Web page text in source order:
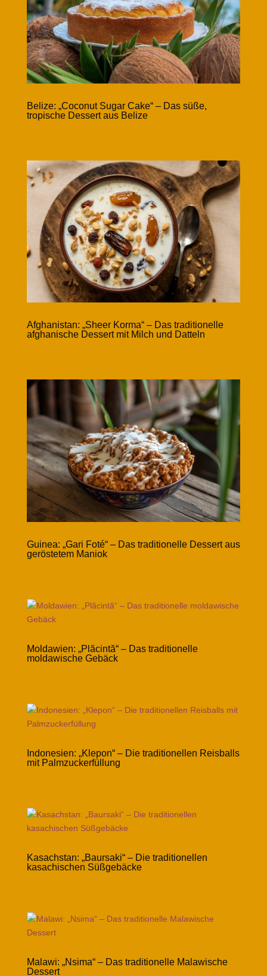
Belize: „Coconut Sugar Cake“ – Das süße,
tropische Dessert aus Belize
Afghanistan: „Sheer Korma“ – Das traditionelle
afghanische Dessert mit Milch und Datteln
Guinea: „Gari Foté“ – Das traditionelle Dessert aus
geröstetem Maniok
Moldawien: „Plăcintă“ – Das traditionelle
moldawische Gebäck
Indonesien: „Klepon“ – Die traditionellen Reisballs
mit Palmzuckerfüllung
Kasachstan: „Baursaki“ – Die traditionellen
kasachischen Süßgebäcke
Malawi: „Nsima“ – Das traditionelle Malawische
Dessert